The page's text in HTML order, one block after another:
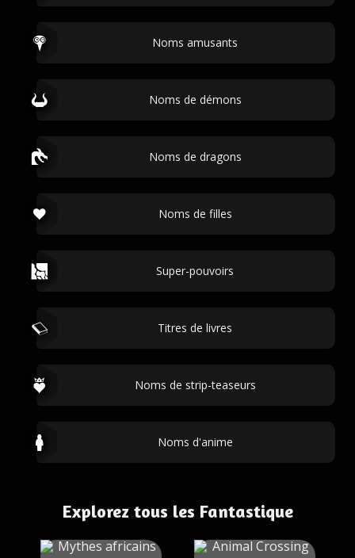
Noms amusants
Noms de démons
Noms de dragons
Noms de filles
Super-pouvoirs
Titres de livres
Noms de strip-teaseurs
Noms d'anime
Explorez tous les Fantastique